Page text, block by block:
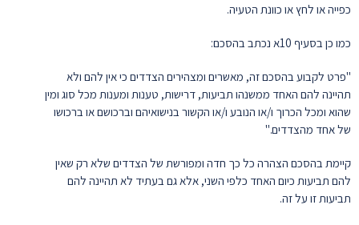
כפייה או לחץ או כוונת הטעיה.
כמו כן בסעיף 10א נכתב בהסכם:
"פרט לקבוע בהסכם זה, מאשרים ומצהירים הצדדים כי אין להם ולא
תהיינה להם האחד ממשנהו תביעות, דרישות, טענות ומענות מכל סוג ומין
שהוא ומכל הכרוך ו/או הנובע ו/או הקשור בנישואיהם וברכושם או ברכושו
של אחד מהצדדים."
קיימת בהסכם הצהרה כל כך חדה ומפורשת של הצדדים שלא רק שאין
להם תביעות כיום האחד כלפי השני, אלא גם בעתיד לא תהיינה להם
תביעות זו על זה.